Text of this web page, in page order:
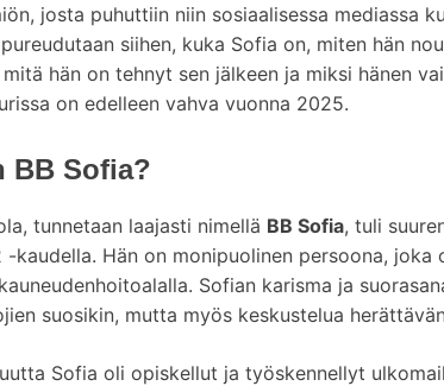
josta puhuttiin niin sosiaalisessa mediassa
siihen, kuka Sofia on, miten hän
hän on tehnyt sen jälkeen ja miksi hänen
on edelleen vahva vuonna 2025.
BB Sofia?
tunnetaan laajasti nimellä BB Sofia, tuli
-kaudella. Hän on monipuolinen persoona,
Sofian karisma ja
suosikin, mutta myös keskustelua
Sofia oli opiskellut ja työskennellyt